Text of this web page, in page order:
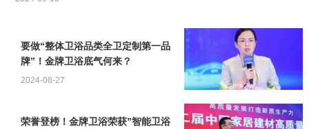
要做“整体卫浴品类全卫定制第一品
牌”！金牌卫浴底气何来？
2024-08-27
荣誉登榜！金牌卫浴荣获”智能卫浴